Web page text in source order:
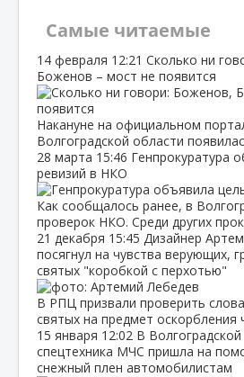
Самые читаемые
14 февраля 12:21 Сколько ни
Боженов – мост не появится
Накануне на официальном
Волгоградской области
28 марта 15:46 Генпрокуратура
ревизий в НКО
Как сообщалось ранее, в
проверок НКО. Среди других
21 декабря 15:45 Дизайнер
посягнул на чувства верующих,
святых "коробкой с перхотью"
В РПЦ призвали проверить
святых на предмет оскорбления
15 января 12:02 В
спецтехника МЧС пришла на
снежный плен автомобилистам